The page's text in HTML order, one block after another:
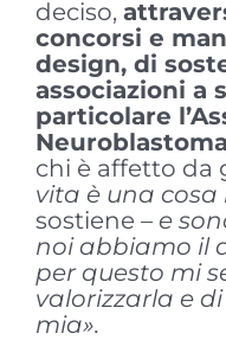
deciso,
concorsi e
design, di
associazioni a
particolare
Neuroblastoma
chi è affetto da
vita è una
sostiene – e
noi abbiamo il
per questo mi
valorizzarla e
mia».